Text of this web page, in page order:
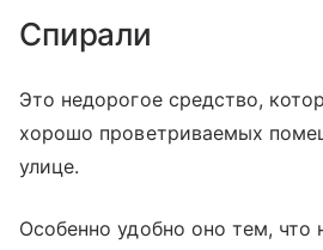
Спирали
Это недорогое средство,
хорошо проветриваемых
улице.
Особенно удобно оно тем, что